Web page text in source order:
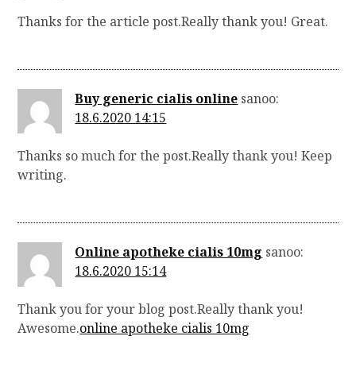
Thanks for the article post.Really thank you! Great.
Buy generic cialis online sanoo:
18.6.2020 14:15
Thanks so much for the post.Really thank you! Keep
writing.
Online apotheke cialis 10mg sanoo:
18.6.2020 15:14
Thank you for your blog post.Really thank you!
Awesome.online apotheke cialis 10mg